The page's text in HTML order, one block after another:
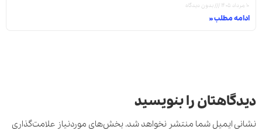
۱۰ مرداد ۱۴۰۵ بدون دیدگاه
ادامه مطلب »
دیدگاهتان را بنویسید
نشانی ایمیل شما منتشر نخواهد شد. بخش‌های موردنیاز علامت‌گذاری